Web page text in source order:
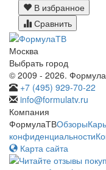
В избранное
Сравнить
Москва
Выбрать город
© 2009 - 2026.
+7 (495) 929-70-22
info@formulatv.ru
Компания
ФормулаТВОбзоры
конфиденциальности
Карта сайта